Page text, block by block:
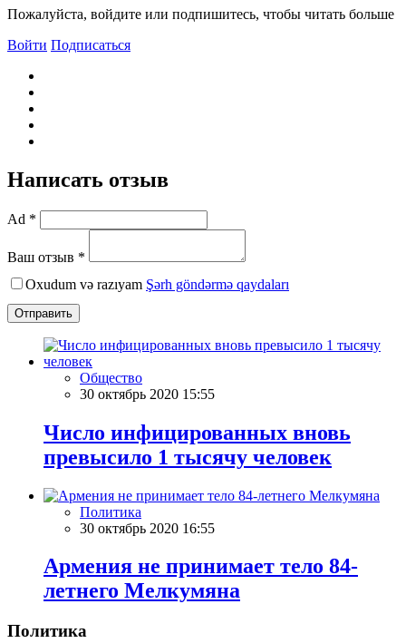
Пожалуйста, войдите или подпишитесь, чтобы читать больше
Войти Подписаться
Написать отзыв
Ad *
Ваш отзыв *
Oxudum və razıyam Şərh göndərmə qaydaları
Отправить
Общество
30 октябрь 2020 15:55
Число инфицированных вновь
превысило 1 тысячу человек
Политика
30 октябрь 2020 16:55
Армения не принимает тело 84-
летнего Мелкумяна
Политика